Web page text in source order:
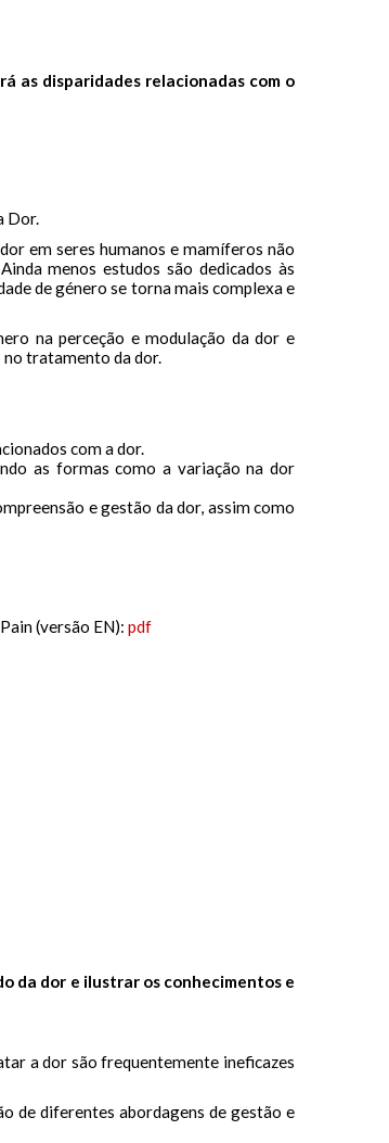
as disparidades relacionadas com o
Dor.
em seres humanos e mamíferos não
menos estudos são dedicados às
de género se torna mais complexa e
na perceção e modulação da dor e
no tratamento da dor.
com a dor.
as formas como a variação na dor
e gestão da dor, assim como
(versão EN): pdf
da dor e ilustrar os conhecimentos e
a dor são frequentemente ineficazes
de diferentes abordagens de gestão e